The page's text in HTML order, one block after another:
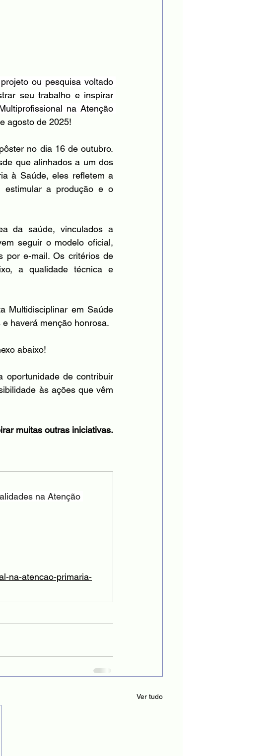
ou pesquisa voltado
seu trabalho e inspirar
na Atenção
agosto de 2025!
no dia 16 de outubro.
que alinhados a um dos
à Saúde, eles refletem a
estimular a produção e o
da saúde, vinculados a
seguir o modelo oficial,
por e-mail. Os critérios de
a qualidade técnica e
Multidisciplinar em Saúde
haverá menção honrosa.
abaixo!
oportunidade de contribuir
às ações que vêm
muitas outras iniciativas.
na Atenção
na-atencao-primaria-
Ver tudo